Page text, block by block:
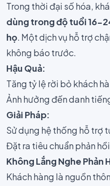
Trong thời đại số hóa,
dùng trong độ tuổi 16-
họ. Một dịch vụ hỗ trợ
không báo trước.
Hậu Quả:
Tăng tỷ lệ rời bỏ khách
Ảnh hưởng đến danh
Giải Pháp:
Sử dụng hệ thống hỗ trợ
Đặt ra tiêu chuẩn phản
Không Lắng Nghe Phản
Khách hàng là nguồn